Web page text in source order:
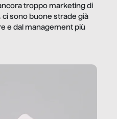
troppo marketing di
sono buone strade già
e dal management più